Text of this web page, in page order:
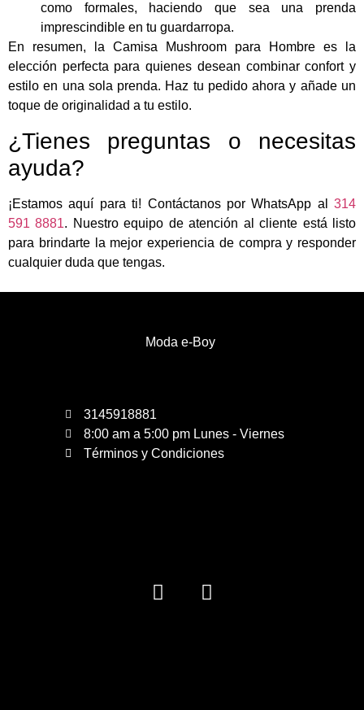
como formales, haciendo que sea una prenda
imprescindible en tu guardarropa.
En resumen, la Camisa Mushroom para Hombre es la
elección perfecta para quienes desean combinar confort y
estilo en una sola prenda. Haz tu pedido ahora y añade un
toque de originalidad a tu estilo.
¿Tienes preguntas o necesitas
ayuda?
¡Estamos aquí para ti! Contáctanos por WhatsApp al 314
591 8881. Nuestro equipo de atención al cliente está listo
para brindarte la mejor experiencia de compra y responder
cualquier duda que tengas.
Moda e-Boy
3145918881
8:00 am a 5:00 pm Lunes - Viernes
Términos y Condiciones